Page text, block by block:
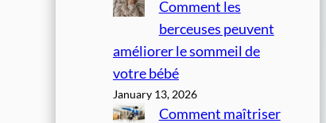
Comment les
berceuses peuvent
améliorer le sommeil de
votre bébé
January 13, 2026
Comment maîtriser